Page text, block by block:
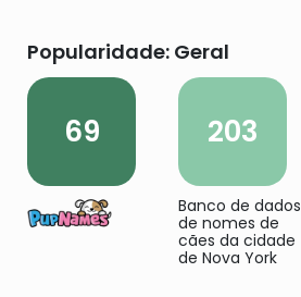
Popularidade: Geral
69 203
Banco de dados
de nomes de
cães da cidade
de Nova York